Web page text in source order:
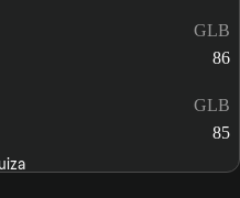
GLB
86
GLB
85